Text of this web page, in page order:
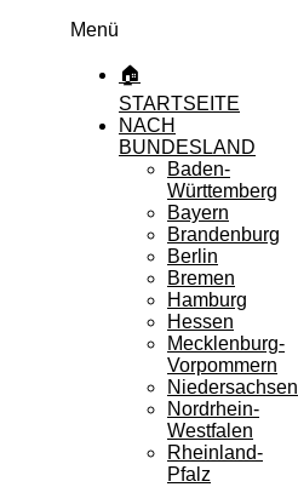
Menü
🏠
STARTSEITE
NACH
BUNDESLAND
Baden-
Württemberg
Bayern
Brandenburg
Berlin
Bremen
Hamburg
Hessen
Mecklenburg-
Vorpommern
Niedersachsen
Nordrhein-
Westfalen
Rheinland-
Pfalz